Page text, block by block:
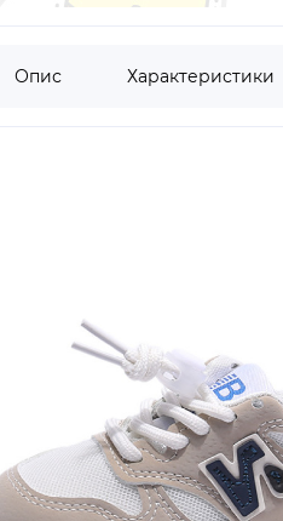
Опис Характеристики